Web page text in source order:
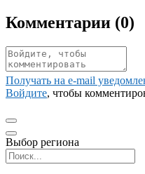
Комментарии (0)
Получать на e‑mail
Войдите, чтобы
Выбор региона